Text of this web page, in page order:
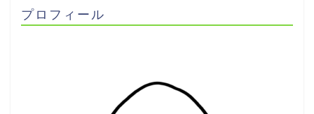
プロフィール